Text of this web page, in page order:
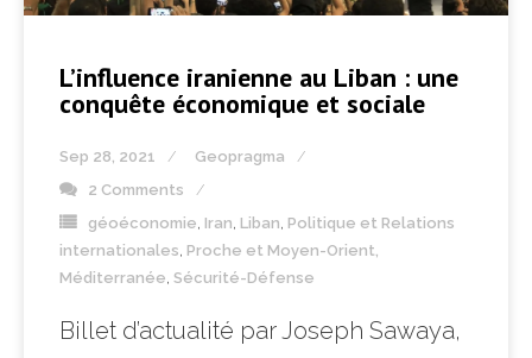
L’influence iranienne au Liban : une
conquête économique et sociale
Sep 28, 2021
Geopragma
2 Comments
géoéconomie, Iran, Liban, Politique et Relations
internationales, Proche et Moyen-Orient,
Méditerranée, Sécurité-Défense
Billet d’actualité par Joseph Sawaya,